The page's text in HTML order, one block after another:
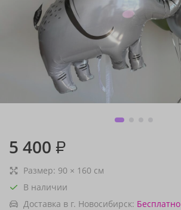
5 400 ₽
Размер: 90 × 160 см
В наличии
Доставка в г. Новосибирск: Бесплатно